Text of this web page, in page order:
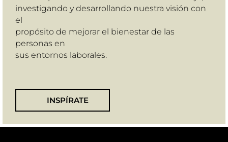
investigando y desarrollando nuestra visión con
el
propósito de mejorar el bienestar de las
personas en
sus entornos laborales.
INSPÍRATE